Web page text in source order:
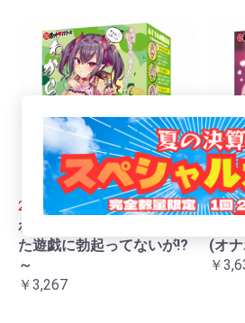
2025年オナホ一番人気！
わからせ鬼退治3 ～挑発
た遊戯に勃起ってないが!?
～
￥3,267
生膣
(オ
￥